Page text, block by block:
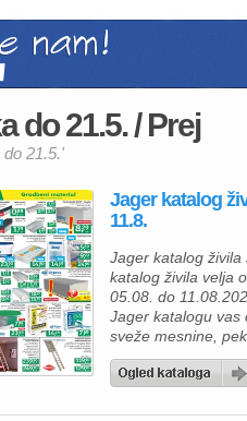
do 21.5. / Prej
21.5.'
Jager katalog
11.8.
Jager katalog živila
katalog živila velja
05.08. do
Jager katalogu vas
sveže mesnine,
izdelki, mlečni
osvežilne pijače po
na enem mestu